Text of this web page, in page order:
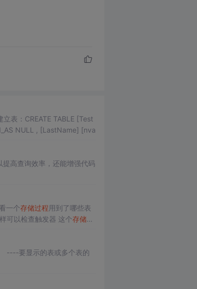
表：CREATE TABLE [Test
NULL , [LastName] [nva
提高查询效率，还能增强代码
一个存储过程用到了哪些表
可以检查触发器 这个存储过
要显示的表或多个表的